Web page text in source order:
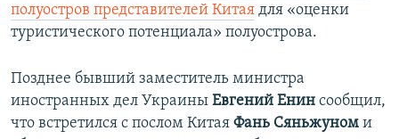
полуостров представителей Китая для «оценки
туристического потенциала» полуострова.
Позднее бывший заместитель министра
иностранных дел Украины Евгений Енин сообщил,
что встретился с послом Китая Фань Сяньжуном и